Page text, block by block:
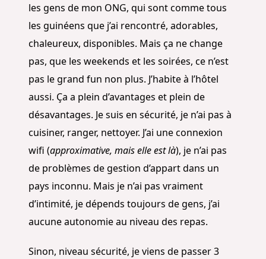
les gens de mon ONG, qui sont comme tous
les guinéens que j’ai rencontré, adorables,
chaleureux, disponibles. Mais ça ne change
pas, que les weekends et les soirées, ce n’est
pas le grand fun non plus. J’habite à l’hôtel
aussi. Ça a plein d’avantages et plein de
désavantages. Je suis en sécurité, je n’ai pas à
cuisiner, ranger, nettoyer. J’ai une connexion
wifi (approximative, mais elle est là), je n’ai pas
de problèmes de gestion d’appart dans un
pays inconnu. Mais je n’ai pas vraiment
d’intimité, je dépends toujours de gens, j’ai
aucune autonomie au niveau des repas.
Sinon, niveau sécurité, je viens de passer 3